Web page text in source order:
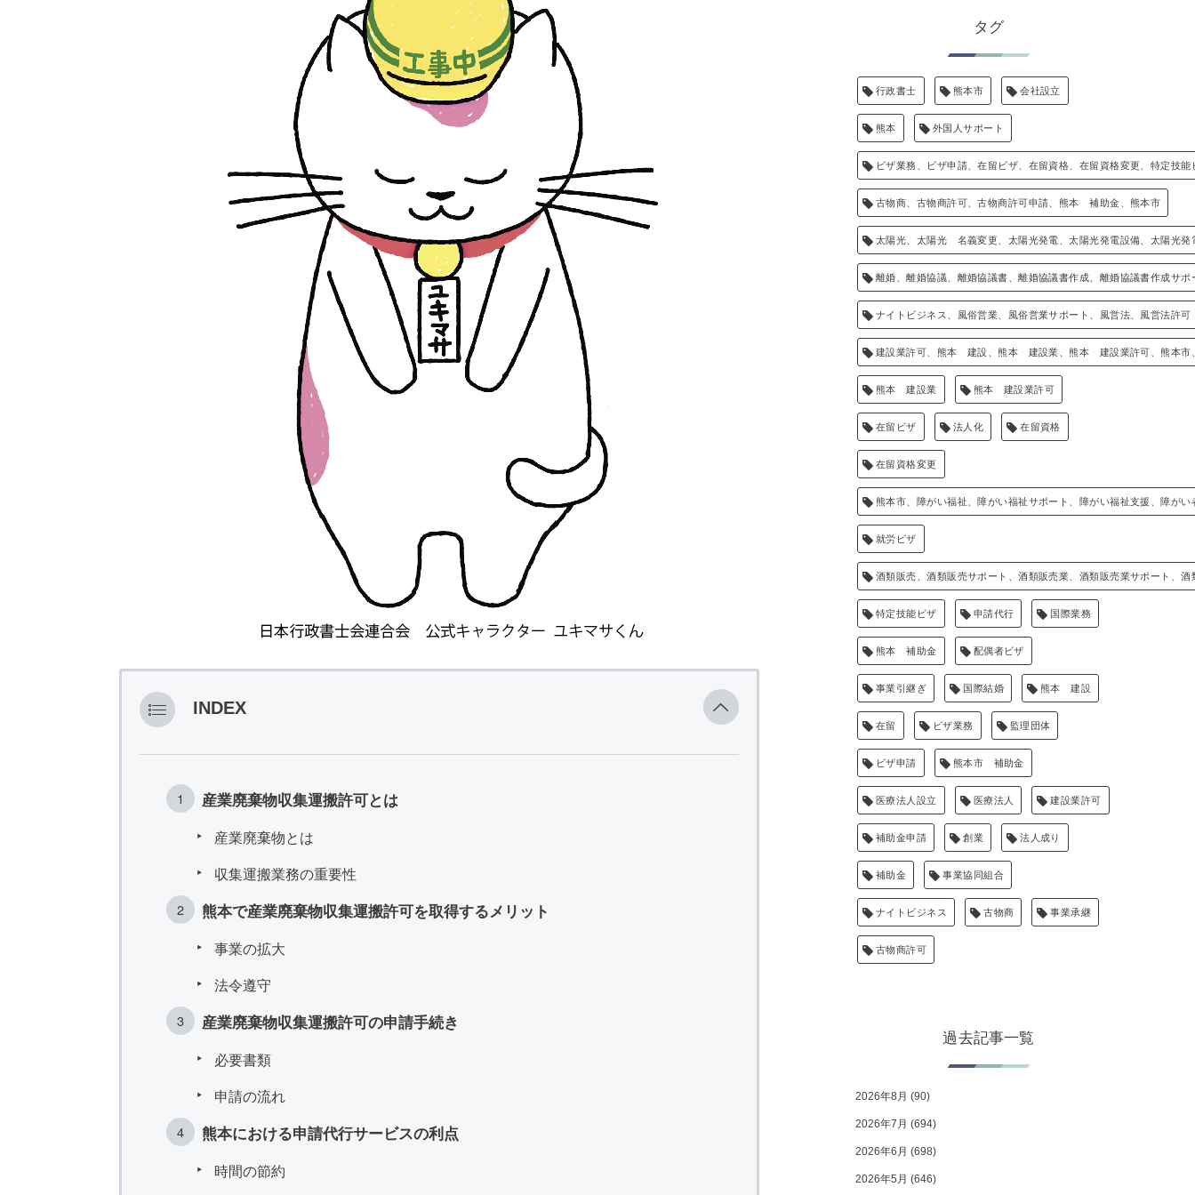
INDEX
産業廃棄物収集運搬許可とは
産業廃棄物とは
収集運搬業務の重要性
熊本で産業廃棄物収集運搬許可を取得するメリット
事業の拡大
法令遵守
産業廃棄物収集運搬許可の申請手続き
必要書類
申請の流れ
熊本における申請代行サービスの利点
時間の節約
タグ
行政書士 熊本市 会社設立
熊本 外国人サポート
ビザ業務、ビザ申請、在留ビザ、在留資格、在留資格変更、特定技能
古物商、古物商許可、古物商許可申請、熊本 補助金、熊本市
太陽光、太陽光 名義変更、太陽光発電、太陽光発電設備、太陽光
離婚、離婚協議、離婚協議書、離婚協議書作成、離婚協議書作成サポ
ナイトビジネス、風俗営業、風俗営業サポート、風営法、風営法許可
建設業許可、熊本 建設、熊本 建設業、熊本 建設業許可、熊本市
熊本 建設業 熊本 建設業許可
在留ビザ 法人化 在留資格
在留資格変更
熊本市、障がい福祉、障がい福祉サポート、障がい福祉支援、障がい
就労ビザ
酒類販売、酒類販売サポート、酒類販売業、酒類販売業サポート、
特定技能ビザ 申請代行 国際業務
熊本 補助金 配偶者ビザ
事業引継ぎ 国際結婚 熊本 建設
在留 ビザ業務 監理団体
ビザ申請 熊本市 補助金
医療法人設立 医療法人 建設業許可
補助金申請 創業 法人成り
補助金 事業協同組合
ナイトビジネス 古物商 事業承継
古物商許可
過去記事一覧
2026年8月 (90)
2026年7月 (694)
2026年6月 (698)
2026年5月 (646)